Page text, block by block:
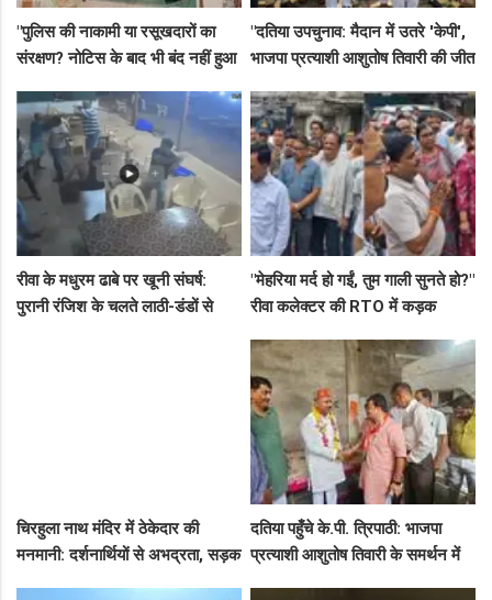
"पुलिस की नाकामी या रसूखदारों का
संरक्षण? नोटिस के बाद भी बंद नहीं हुआ
शॉप लुट गई!"
"दतिया उपचुनाव: मैदान में उतरे 'केपी',
भाजपा प्रत्याशी आशुतोष तिवारी की जीत
जारी!"
रीवा के मधुरम ढाबे पर खूनी संघर्ष:
पुरानी रंजिश के चलते लाठी-डंडों से
"मेहरिया मर्द हो गईं, तुम गाली सुनते हो?"
रीवा कलेक्टर की RTO में कड़क
चिरहुला नाथ मंदिर में ठेकेदार की
मनमानी: दर्शनार्थियों से अभद्रता, सड़क
दतिया पहुँचे के.पी. त्रिपाठी: भाजपा
प्रत्याशी आशुतोष तिवारी के समर्थन में